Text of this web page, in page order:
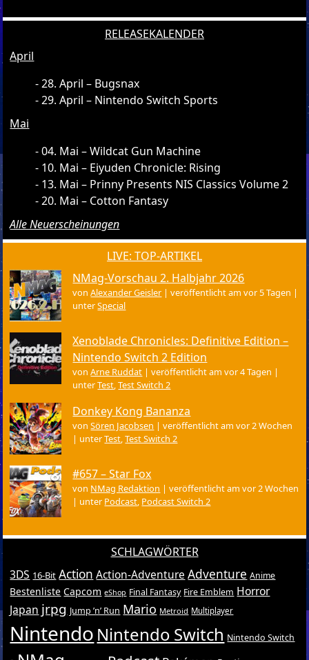
RELEASEKALENDER
April
28. April – Bugsnax
29. April – Nintendo Switch Sports
Mai
04. Mai – Wildcat Gun Machine
10. Mai – Eiyuden Chronicle: Rising
13. Mai – Prinny Presents NIS Classics Volume 2
20. Mai – Cotton Fantasy
Alle Neuerscheinungen
LIVE: TOP-ARTIKEL
NMag-Vorschau 2. Halbjahr 2026
vonAlexander Geisler |veröffentlicht am vor 5 Tagen |
unterSpecial
Xenoblade Chronicles: Definitive Edition –
Nintendo Switch 2 Edition
vonArne Ruddat |veröffentlicht am vor 4 Tagen |
unterTest,Test Switch 2
Donkey Kong Bananza
vonSören Jacobsen |veröffentlicht am vor 2 Wochen
| unterTest,Test Switch 2
#657 – Star Fox
von NMag Redaktion |veröffentlicht am vor 2 Wochen
| unter Podcast, Podcast Switch 2
SCHLAGWÖRTER
3DS 16-Bit Action Action-Adventure Adventure Anime
Bestenliste Capcom eShop Final Fantasy Fire Emblem Horror
Japan jrpg Jump ’n’ Run Mario Metroid Multiplayer
Nintendo Nintendo Switch Nintendo Switch